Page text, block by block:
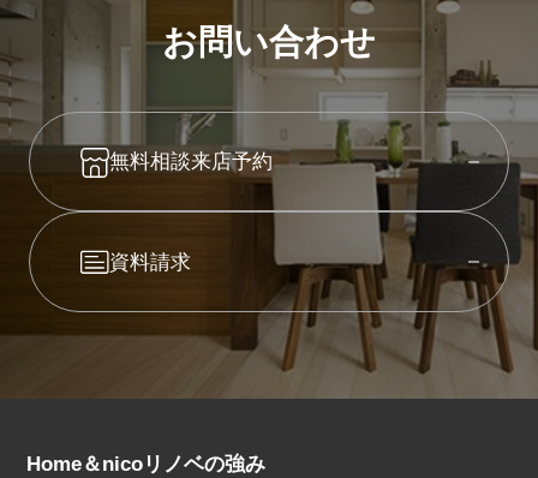
お問い合わせ
無料相談来店予約
資料請求
Home＆nicoリノベの強み